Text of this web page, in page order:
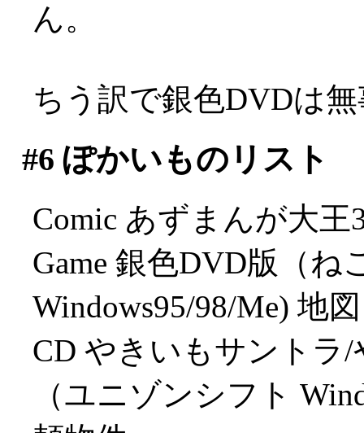
ん。
ちう訳で銀色DVDは
#6 ぽかいものリスト
Comic あずまんが大王
Game 銀色DVD版（
Windows95/98/Me) 地図
CD やきいもサントラ
（ユニゾンシフト